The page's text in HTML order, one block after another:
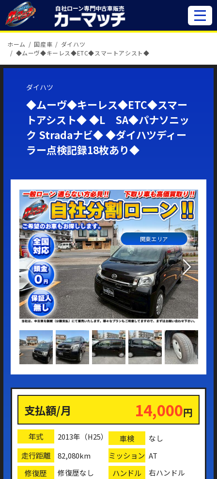
自社ローン専門中古車販売
ホーム 国産車
ダイハツ
◆ムーヴ◆キーレス◆ETC◆スマートアシスト◆
ダイハツ
◆ムーヴ◆キーレス◆ETC◆スマー
トアシスト◆ ◆L SA◆パナソニッ
ク Stradaナビ◆ ◆ダイハツディー
ラー点検記録18枚あり◆
関東エリア
支払額/月 14,000円
年式 2013年（H25） 車検 なし
走行距離 82,080km ミッション AT
修復歴 修復歴なし ハンドル 右ハンドル